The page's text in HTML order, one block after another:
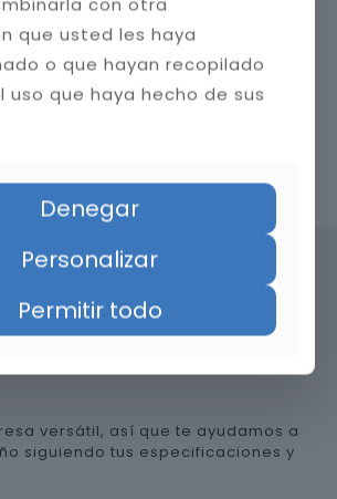
con nosotros
reformar el baño en
Huesca
versátil, así que te ayudamos a
siguiendo tus especificaciones y
que usted les haya
o que hayan recopilado
uso que haya hecho de sus
Denegar
Personalizar
Permitir todo